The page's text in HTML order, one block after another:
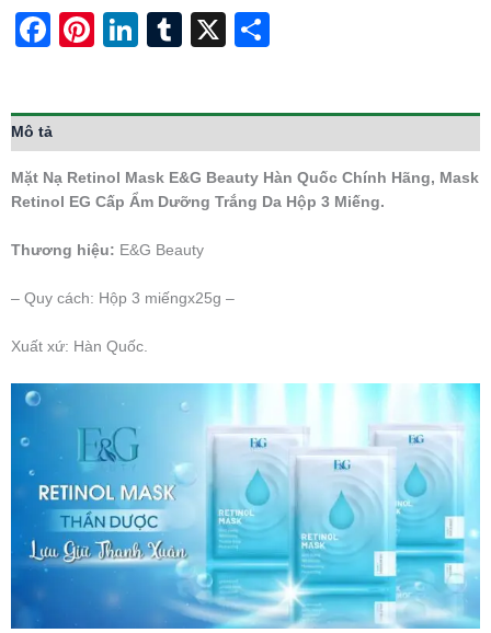
Facebook
Pinterest
LinkedIn
Tumblr
X
Mô tả
Mặt Nạ Retinol Mask E&G Beauty Hàn Quốc Chính Hãng, Mask
Retinol EG Cấp Ẩm Dưỡng Trắng Da Hộp 3 Miếng.
Thương hiệu: E&G Beauty
– Quy cách: Hộp 3 miếngx25g –
Xuất xứ: Hàn Quốc.